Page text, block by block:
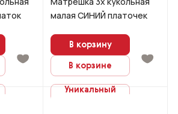
малая СИНИЙ платочек
В корзину
В корзине
Уникальный